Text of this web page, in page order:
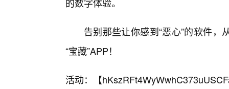
的数字体验。
告别那些让你感到“恶心”的软件
“宝藏”APP！
活动：【